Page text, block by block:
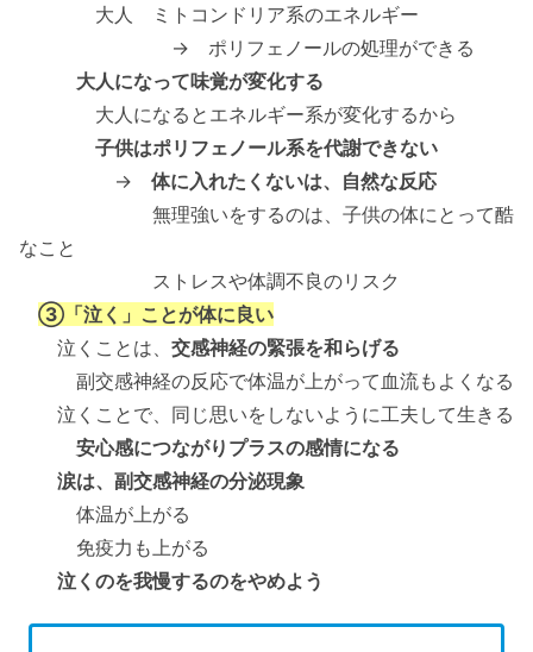
大人 ミトコンドリア系のエネルギー
→ ポリフェノールの処理ができる
大人になって味覚が変化する
大人になるとエネルギー系が変化するから
子供はポリフェノール系を代謝できない
→ 体に入れたくないは、自然な反応
無理強いをするのは、子供の体にとって酷
なこと
ストレスや体調不良のリスク
③「泣く」ことが体に良い
泣くことは、 交感神経の緊張を和らげる
副交感神経の反応で体温が上がって血流もよくなる
泣くことで、同じ思いをしないように工夫して生きる
安心感につながりプラスの感情になる
涙は、副交感神経の分泌現象
体温が上がる
免疫力も上がる
泣くのを我慢するのをやめよう